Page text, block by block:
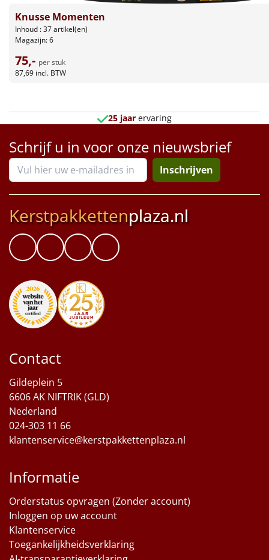
Tas
Wake up light
Borrelplank
Noodradio NIEUW
Alle artikelen
Overige
Personeel
Doe het zelf
Sinterklaaspakketten
Particulier
Kerstgeschenken 2026
Relatiegeschenken
Cadeaubon
Per stuk
Alle overige
Knusse Momenten
Inhoud : 37 artikel(en)
Magazijn: 6
75,- per stuk
87,69 incl. BTW
25 jaar ervaring
Schrijf u in voor onze nieuwsbrief
Inschrijven
Kerstpakkettenplaza.nl
Contact
Gildeplein 5
6606 AK NIFTRIK (GLD)
Nederland
024-303 11 66
klantenservice@kerstpakkettenplaza.nl
Informatie
Orderstatus opvragen (Zonder account)
Inloggen op uw account
Klantenservice
Toegankelijkheidsverklaring